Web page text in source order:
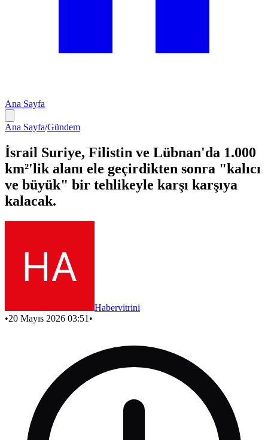
Ana Sayfa
Ana Sayfa/Gündem
İsrail Suriye, Filistin ve Lübnan'da 1.000
km²'lik alanı ele geçirdikten sonra "kalıcı
ve büyük" bir tehlikeyle karşı karşıya
kalacak.
Habervitrini
•20 Mayıs 2026 03:51 •